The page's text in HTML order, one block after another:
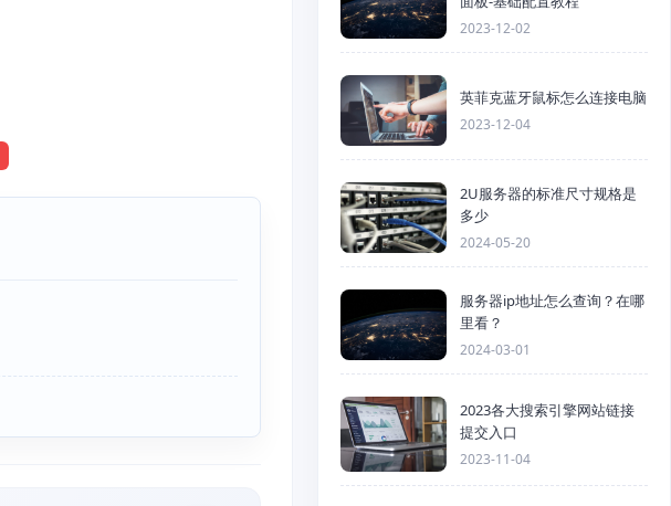
2023-12-02
英菲克蓝牙鼠标怎么连接电脑
2023-12-04
2U服务器的标准尺寸规格是
多少
2024-05-20
服务器ip地址怎么查询？在哪
里看？
2024-03-01
2023各大搜索引擎网站链接
提交入口
2023-11-04